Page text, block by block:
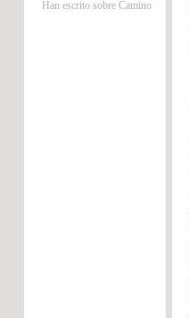
Han escrito sobre Camino